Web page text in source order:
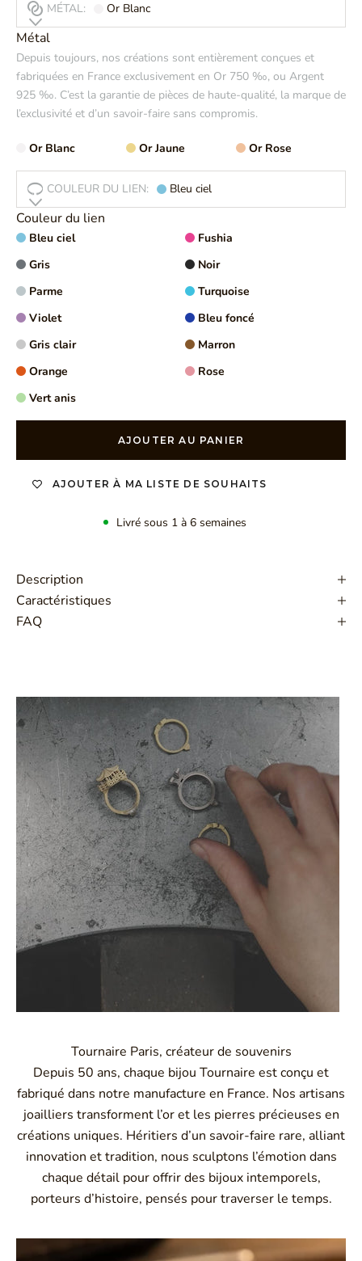
MÉTAL: Or Blanc
Métal
Depuis toujours, nos créations sont entièrement conçues et
fabriquées en France exclusivement en Or 750 ‰, ou Argent
925 ‰. C’est la garantie de pièces de haute-qualité, la marque de
l’exclusivité et d’un savoir-faire sans compromis.
Or Blanc Or Jaune Or Rose
COULEUR DU LIEN: Bleu ciel
Couleur du lien
Bleu ciel
Fushia
Gris
Noir
Parme
Turquoise
Violet
Bleu foncé
Gris clair
Marron
Orange
Rose
Vert anis
AJOUTER AU PANIER
AJOUTER À MA LISTE DE SOUHAITS
Livré sous 1 à 6 semaines
Description
Caractéristiques
FAQ
Tournaire Paris, créateur de souvenirs
Depuis 50 ans, chaque bijou Tournaire est conçu et
fabriqué dans notre manufacture en France. Nos artisans
joailliers transforment l’or et les pierres précieuses en
créations uniques. Héritiers d’un savoir-faire rare, alliant
innovation et tradition, nous sculptons l’émotion dans
chaque détail pour offrir des bijoux intemporels,
porteurs d’histoire, pensés pour traverser le temps.